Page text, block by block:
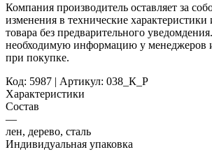
Компания производитель оставляет за
изменения в технические
товара без предварительного
необходимую информацию у менеджеров
при покупке.
Код: 5987 | Артикул: 038_К_Р
Характеристики
Состав
—
лен, дерево, сталь
Индивидуальная упаковка